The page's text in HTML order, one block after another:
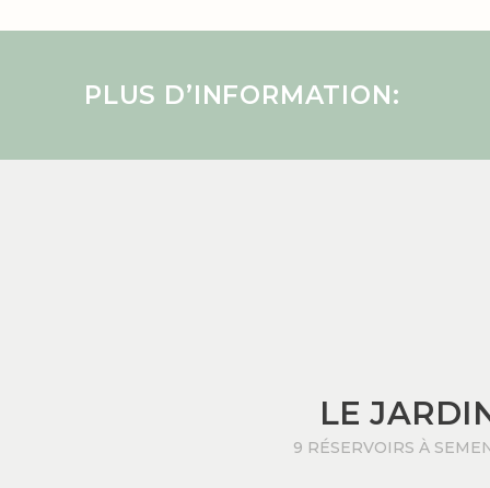
PLUS D’INFORMATION:
LE
9 RÉSERVOIRS À